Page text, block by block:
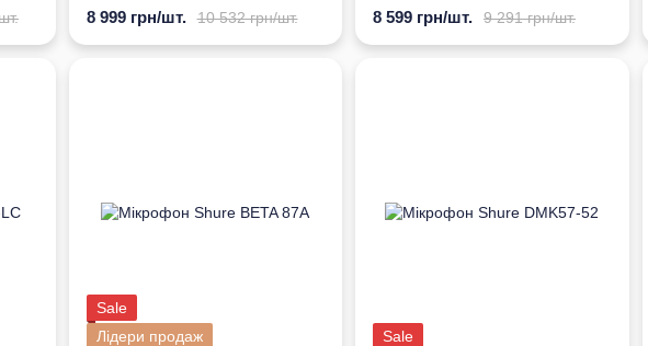
10 532 грн/шт.
8 999 грн/шт. 9 291 грн/шт.
8 599 грн/шт.
Sale
Лідери продаж
Sale